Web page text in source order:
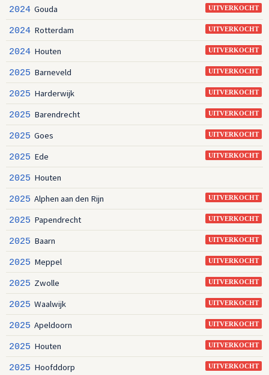
UITVERKOCHT
2024 Gouda
UITVERKOCHT
2024 Rotterdam
UITVERKOCHT
2024 Houten
UITVERKOCHT
2025 Barneveld
UITVERKOCHT
2025 Harderwijk
UITVERKOCHT
2025 Barendrecht
UITVERKOCHT
2025 Goes
UITVERKOCHT
2025 Ede
2025 Houten
UITVERKOCHT
2025 Alphen aan den Rijn
UITVERKOCHT
2025 Papendrecht
UITVERKOCHT
2025 Baarn
UITVERKOCHT
2025 Meppel
UITVERKOCHT
2025 Zwolle
UITVERKOCHT
2025 Waalwijk
UITVERKOCHT
2025 Apeldoorn
UITVERKOCHT
2025 Houten
UITVERKOCHT
2025 Hoofddorp